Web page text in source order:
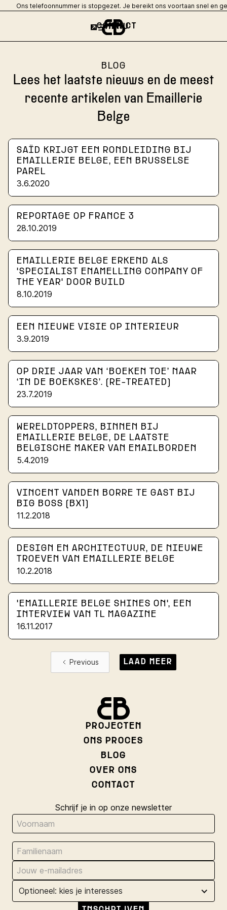
Ons telefoonnummer is stopgezet. Je bereikt ons voortaan snel en
CONTACT
MENU
BLOG
Lees het laatste nieuws en de meest
recente artikelen van Emaillerie
Belge
SAÏD KRIJGT EEN RONDLEIDING BIJ
EMAILLERIE BELGE, EEN BRUSSELSE
PAREL
3.6.2020
REPORTAGE OP FRANCE 3
28.10.2019
EMAILLERIE BELGE ERKEND ALS
'SPECIALIST ENAMELLING COMPANY OF
THE YEAR' DOOR BUILD
8.10.2019
EEN NIEUWE VISIE OP INTERIEUR
3.9.2019
OP DRIE JAAR VAN ‘BOEKEN TOE’ NAAR
‘IN DE BOEKSKES’. (RE-TREATED)
23.7.2019
WERELDTOPPERS, BINNEN BIJ
EMAILLERIE BELGE, DE LAATSTE
BELGISCHE MAKER VAN EMAILBORDEN
5.4.2019
VINCENT VANDEN BORRE TE GAST BIJ
BIG BOSS (BX1)
11.2.2018
DESIGN EN ARCHITECTUUR, DE NIEUWE
TROEVEN VAN EMAILLERIE BELGE
10.2.2018
'EMAILLERIE BELGE SHINES ON', EEN
INTERVIEW VAN TL MAGAZINE
16.11.2017
Previous LAAD MEER
PROJECTEN
ONS PROCES
BLOG
OVER ONS
CONTACT
Schrijf je in op onze newsletter
Optioneel: kies je interesses